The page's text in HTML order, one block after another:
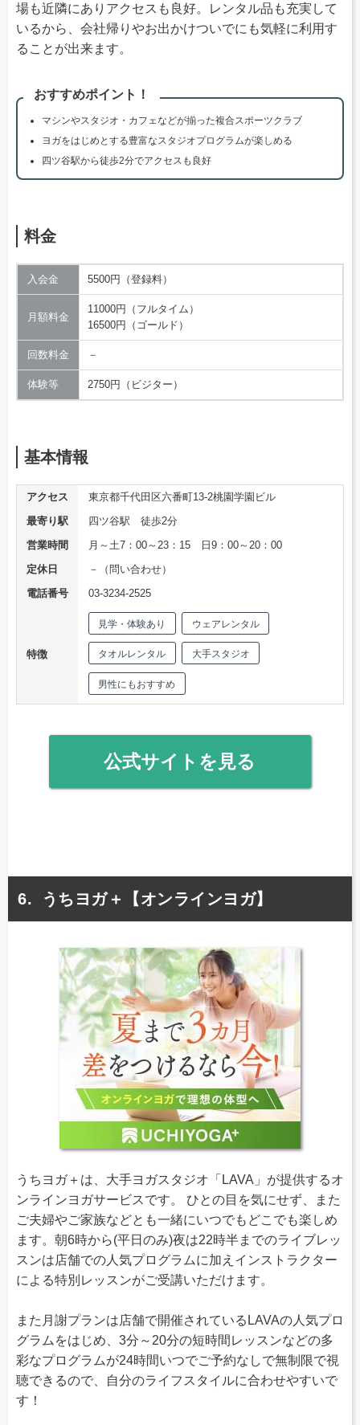
場も近隣にありアクセスも良好。レンタル品も充実して
いるから、会社帰りやお出かけついでにも気軽に利用す
ることが出来ます。
おすすめポイント！
マシンやスタジオ・カフェなどが揃った複合スポーツクラブ
ヨガをはじめとする豊富なスタジオプログラムが楽しめる
四ツ谷駅から徒歩2分でアクセスも良好
料金
入会金 5500円（登録料）
月額料金
11000円（フルタイム）
16500円（ゴールド）
回数料金 －
体験等 2750円（ビジター）
基本情報
アクセス
東京都千代田区六番町13-2桃園学園ビル
最寄り駅
四ツ谷駅 徒歩2分
営業時間
月～土7：00～23：15 日9：00～20：00
定休日
－（問い合わせ）
電話番号
03-3234-2525
特徴
見学・体験あり ウェアレンタル
タオルレンタル 大手スタジオ
男性にもおすすめ
公式サイトを見る
うちヨガ＋【オンラインヨガ】
うちヨガ＋は、大手ヨガスタジオ「LAVA」が提供するオ
ンラインヨガサービスです。 ひとの目を気にせず、また
ご夫婦やご家族などとも一緒にいつでもどこでも楽しめ
ます。朝6時から(平日のみ)夜は22時半までのライブレッ
スンは店舗での人気プログラムに加えインストラクター
による特別レッスンがご受講いただけます。
また月謝プランは店舗で開催されているLAVAの人気プロ
グラムをはじめ、3分～20分の短時間レッスンなどの多
彩なプログラムが24時間いつでご予約なしで無制限で視
聴できるので、自分のライフスタイルに合わせやすいで
す！